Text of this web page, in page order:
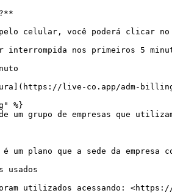
celular, você poderá clicar no
nos primeiros 5
live-co.app/adm-
%}
um grupo de empresas que
um plano que a sede da
usados
utilizados acessando: